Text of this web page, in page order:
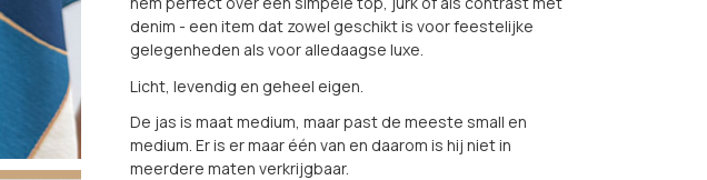
denim - een item dat zowel geschikt is voor feestelijke
gelegenheden als voor alledaagse luxe.
Licht, levendig en geheel eigen.
De jas is maat medium, maar past de meeste small en
medium. Er is er maar één van en daarom is hij niet in
meerdere maten verkrijgbaar.